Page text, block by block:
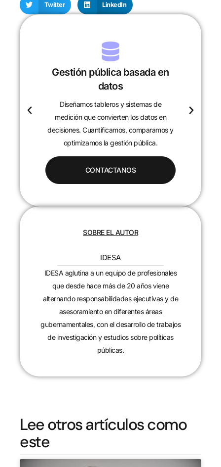
Twitter LinkedIn
Gestión pública basada en
datos
Diseñamos tableros y sistemas de
medición que convierten los datos en
decisiones. Cuantificamos, comparamos y
optimizamos la gestión pública.
CONTACTANOS
SOBRE EL AUTOR
IDESA
IDESA aglutina a un equipo de profesionales
que desde hace más de 20 años viene
alternando responsabilidades ejecutivas y de
asesoramiento en diferentes áreas
gubernamentales, con el desarrollo de trabajos
de investigación y estudios sobre políticas
públicas.
Lee otros artículos como
este